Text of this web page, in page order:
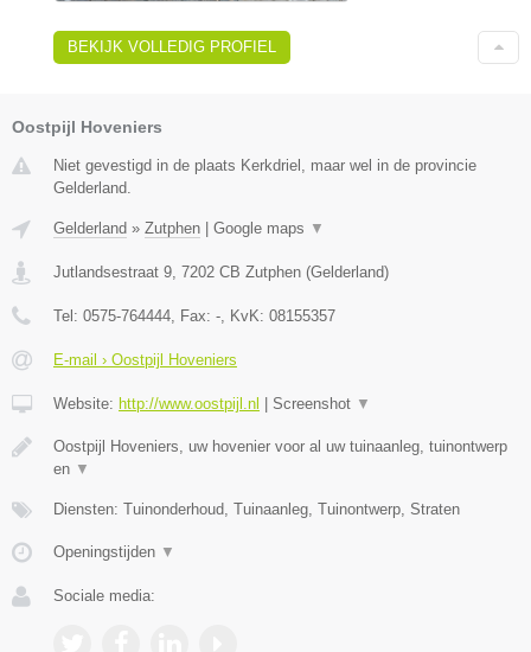
BEKIJK VOLLEDIG PROFIEL
Oostpijl Hoveniers
Niet gevestigd in de plaats Kerkdriel, maar wel in de provincie
Gelderland.
Gelderland » Zutphen Google maps ▼
Jutlandsestraat 9 7202 CB Zutphen (Gelderland)
Tel: 0575-764444 , Fax: - , KvK: 08155357
E-mail › Oostpijl Hoveniers
Website: http://www.oostpijl.nl Screenshot ▼
Oostpijl Hoveniers, uw hovenier voor al uw tuinaanleg, tuinontwerp
en ▼
Diensten: Tuinonderhoud, Tuinaanleg, Tuinontwerp, Straten
Openingstijden ▼
Sociale media: